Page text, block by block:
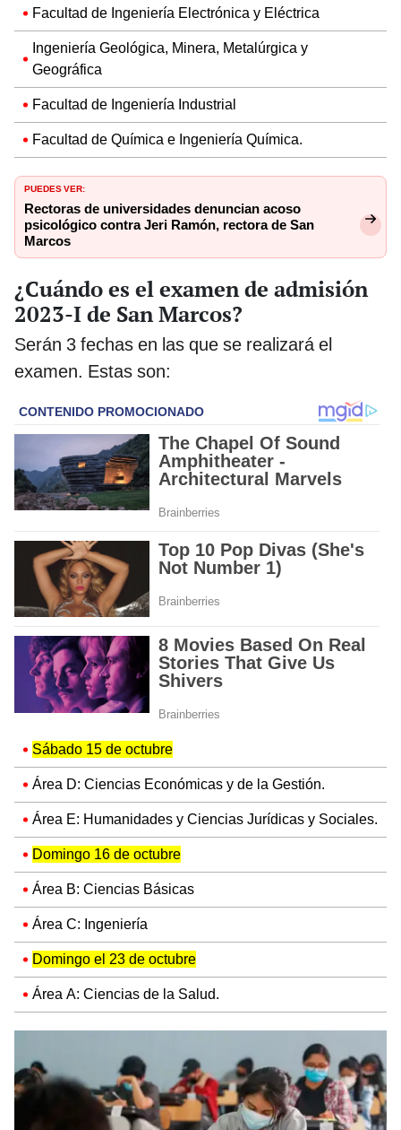
Facultad de Ingeniería Electrónica y Eléctrica
Ingeniería Geológica, Minera, Metalúrgica y
Geográfica
Facultad de Ingeniería Industrial
Facultad de Química e Ingeniería Química.
PUEDES VER:
Rectoras de universidades denuncian acoso
psicológico contra Jeri Ramón, rectora de San
Marcos
¿Cuándo es el examen de admisión
2023-I de San Marcos?
Serán 3 fechas en las que se realizará el
examen. Estas son:
Sábado 15 de octubre
Área D: Ciencias Económicas y de la Gestión.
Área E: Humanidades y Ciencias Jurídicas y Sociales.
Domingo 16 de octubre
Área B: Ciencias Básicas
Área C: Ingeniería
Domingo el 23 de octubre
Área A: Ciencias de la Salud.